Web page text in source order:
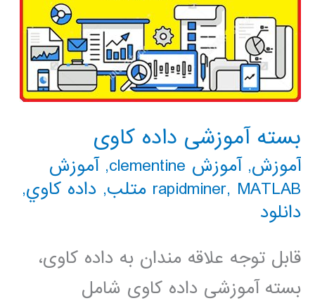
بسته آموزشی داده کاوی
آموزش,آموزش clementine ,آموزش
rapidminer, MATLAB متلب , داده كاوي,
دانلود
قابل توجه علاقه مندان به داده کاوی،
بسته آموزشی داده کاوی شامل